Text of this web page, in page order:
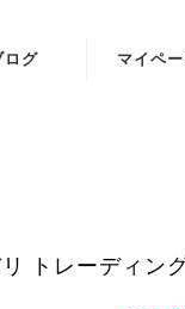
ログ マイペ
トレーディン